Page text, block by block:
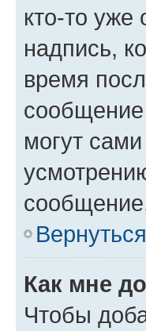
кто-то
надпись,
время
сообщение
могут
Как мне
Чтобы